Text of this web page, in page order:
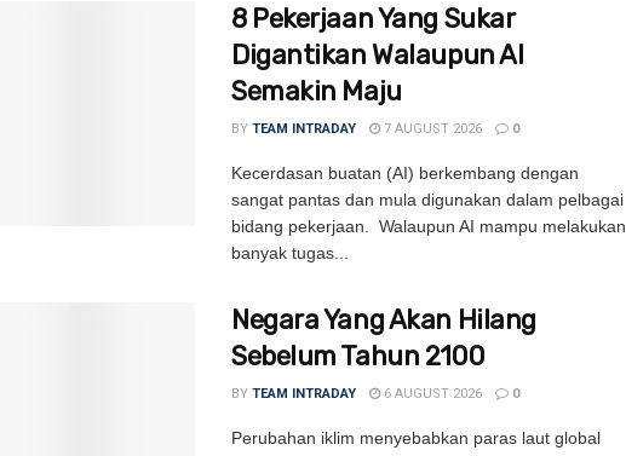
8 Pekerjaan Yang Sukar
Digantikan Walaupun AI
Semakin Maju
BY TEAM INTRADAY 7 AUGUST 2026 0
Kecerdasan buatan (AI) berkembang dengan
sangat pantas dan mula digunakan dalam pelbagai
bidang pekerjaan. Walaupun AI mampu melakukan
banyak tugas...
Negara Yang Akan Hilang
Sebelum Tahun 2100
BY TEAM INTRADAY 6 AUGUST 2026 0
Perubahan iklim menyebabkan paras laut global